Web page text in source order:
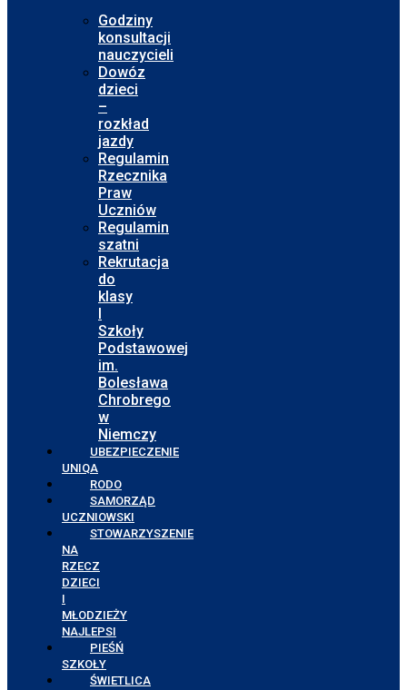
Godziny
konsultacji
nauczycieli
Dowóz
dzieci
–
rozkład
jazdy
Regulamin
Rzecznika
Praw
Uczniów
Regulamin
szatni
Rekrutacja
do
klasy
I
Szkoły
Podstawowej
im.
Bolesława
Chrobrego
w
Niemczy
UBEZPIECZENIE
UNIQA
RODO
SAMORZĄD
UCZNIOWSKI
STOWARZYSZENIE
NA
RZECZ
DZIECI
I
MŁODZIEŻY
NAJLEPSI
PIEŚŃ
SZKOŁY
ŚWIETLICA